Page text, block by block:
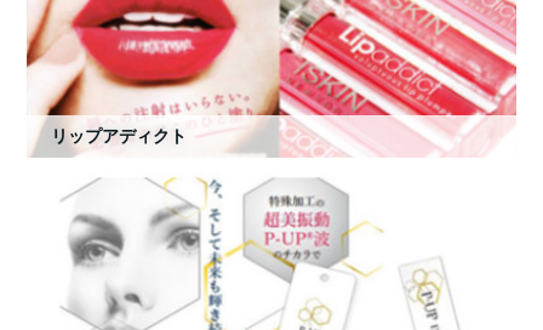
リップアディクト